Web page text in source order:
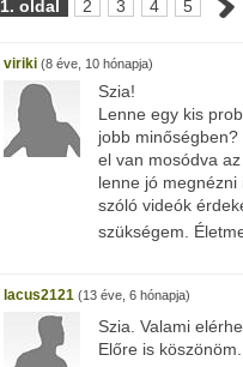
1. oldal 2 3 4 5
viriki (8 éve, 10 hónapja)
Szia!
Lenne egy kis
jobb
el van mosódva
lenne jó
szóló videók
szükségem.
lacus2121 (13 éve, 6 hónapja)
Szia. Valami
Előre is köszönöm.